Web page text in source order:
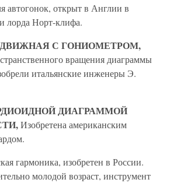
автогонок, открыт в Англии в
лорда Норт-клифа.
С ГОНИОМЕТРОМ,
вращения диаграммы
итальянские инженеры Э.
ДИАГРАММОЙ
Изобретена американским
гармоника, изобретен в России.
молодой возраст, инструмент